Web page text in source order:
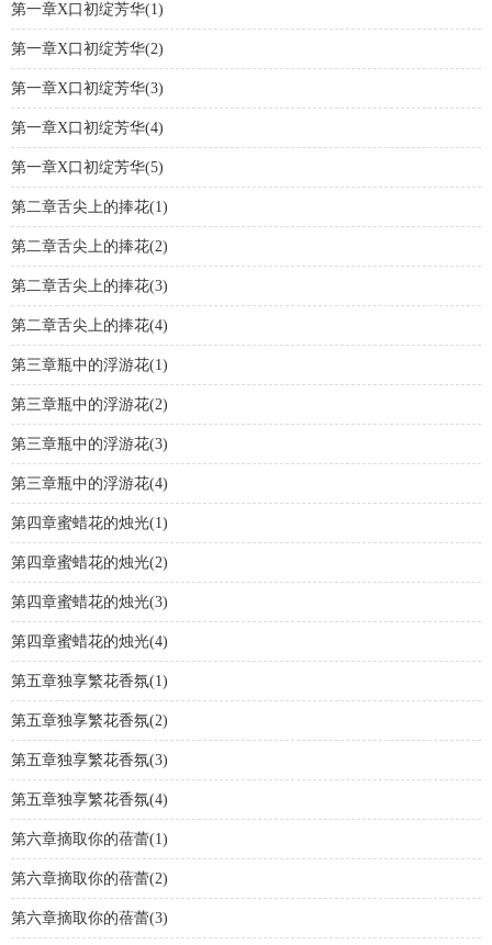
第一章X口初绽芳华(1)
第一章X口初绽芳华(2)
第一章X口初绽芳华(3)
第一章X口初绽芳华(4)
第一章X口初绽芳华(5)
第二章舌尖上的捧花(1)
第二章舌尖上的捧花(2)
第二章舌尖上的捧花(3)
第二章舌尖上的捧花(4)
第三章瓶中的浮游花(1)
第三章瓶中的浮游花(2)
第三章瓶中的浮游花(3)
第三章瓶中的浮游花(4)
第四章蜜蜡花的烛光(1)
第四章蜜蜡花的烛光(2)
第四章蜜蜡花的烛光(3)
第四章蜜蜡花的烛光(4)
第五章独享繁花香氛(1)
第五章独享繁花香氛(2)
第五章独享繁花香氛(3)
第五章独享繁花香氛(4)
第六章摘取你的蓓蕾(1)
第六章摘取你的蓓蕾(2)
第六章摘取你的蓓蕾(3)